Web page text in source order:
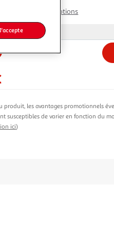
Plus d'options
Multishop
produit, les avantages promotionnels
susceptibles de varier en fonction du
ici)